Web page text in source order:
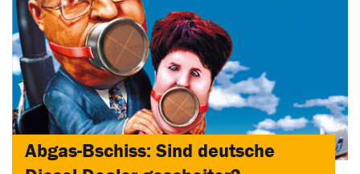
Abgas-Bschiss: Sind deutsche